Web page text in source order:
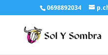
0698892034